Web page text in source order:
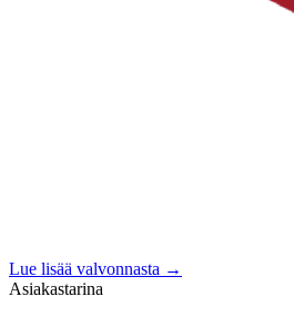
Lue lisää valvonnasta →
Asiakastarina